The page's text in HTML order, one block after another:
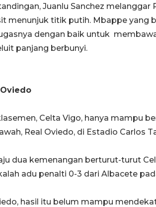
Juanlu Sanchez
menunjuk titik putih. Mbappe yang
dengan baik untuk
panjang berbunyi.
Celta Vigo, hanya mampu
Real Oviedo, di Estadio Carlos
dua kemenangan berturut-turut
adu penalti 0-3 dari Albacete
hasil itu belum mampu
15 Juli